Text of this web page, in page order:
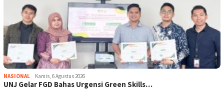
NASIONAL Kamis, 6 Agustus 2026
UNJ Gelar FGD Bahas Urgensi Green Skills…